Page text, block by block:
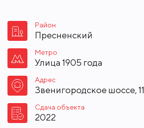
Район
Пресненский
Метро
Улица 1905 года
Адрес
Звенигородское шоссе, 11
Сдача объекта
2022